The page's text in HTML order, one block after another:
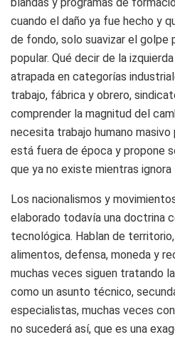
blandas y programas de
cuando el daño ya fue hecho y
de fondo, solo suavizar el golpe
popular. Qué decir de la
atrapada en categorías
trabajo, fábrica y obrero,
comprender la magnitud del
necesita trabajo humano
está fuera de época y propone
que ya no existe mientras ignora
Los nacionalismos y
elaborado todavía una doctrina
tecnológica. Hablan de
alimentos, defensa, moneda y
muchas veces siguen tratando
como un asunto técnico,
especialistas, muchas veces
no sucederá así, que es una